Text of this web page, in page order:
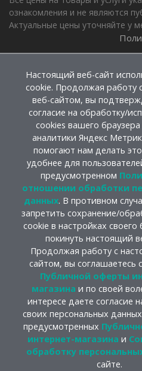
ознакомления и не являются
Актуальные цены уточняйте у
Настоящий веб-сайт
cookie. Продолжая работу
веб-сайтом, вы
согласие на обработку/
cookies вашего
аналитики Яндекс
помогают нам делать
удобнее для
предусмотренном
отношении обработки
данных. В противном
запретить сохранение/
cookie в настройках своего
покинуть настоящий
Продолжая работу с
сайтом, вы соглашаетесь
Публичной оферты
магазина и по своей
интересе даете согласие
своих персональных
предусмотренных
интернет-магазина и
обработку
сайте.